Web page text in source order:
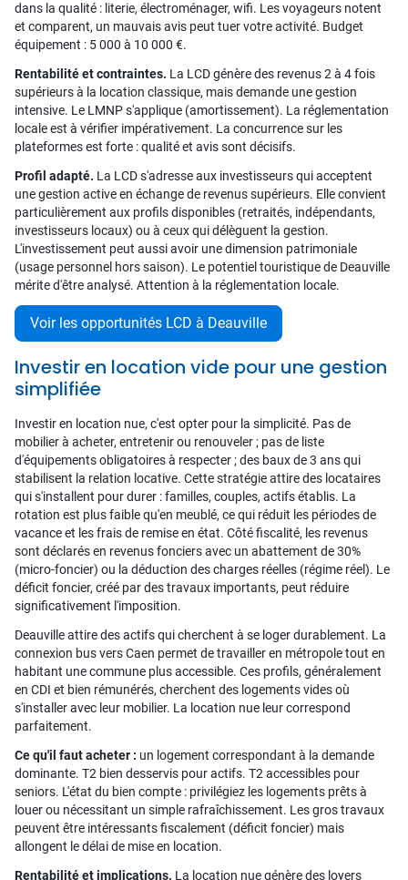
dans la qualité : literie, électroménager, wifi. Les voyageurs notent
et comparent, un mauvais avis peut tuer votre activité. Budget
équipement : 5 000 à 10 000 €.
Rentabilité et contraintes. La LCD génère des revenus 2 à 4 fois
supérieurs à la location classique, mais demande une gestion
intensive. Le LMNP s'applique (amortissement). La réglementation
locale est à vérifier impérativement. La concurrence sur les
plateformes est forte : qualité et avis sont décisifs.
Profil adapté. La LCD s'adresse aux investisseurs qui acceptent
une gestion active en échange de revenus supérieurs. Elle convient
particulièrement aux profils disponibles (retraités, indépendants,
investisseurs locaux) ou à ceux qui délèguent la gestion.
L'investissement peut aussi avoir une dimension patrimoniale
(usage personnel hors saison). Le potentiel touristique de Deauville
mérite d'être analysé. Attention à la réglementation locale.
Voir les opportunités LCD à Deauville
Investir en location vide pour une gestion
simplifiée
Investir en location nue, c'est opter pour la simplicité. Pas de
mobilier à acheter, entretenir ou renouveler ; pas de liste
d'équipements obligatoires à respecter ; des baux de 3 ans qui
stabilisent la relation locative. Cette stratégie attire des locataires
qui s'installent pour durer : familles, couples, actifs établis. La
rotation est plus faible qu'en meublé, ce qui réduit les périodes de
vacance et les frais de remise en état. Côté fiscalité, les revenus
sont déclarés en revenus fonciers avec un abattement de 30%
(micro-foncier) ou la déduction des charges réelles (régime réel). Le
déficit foncier, créé par des travaux importants, peut réduire
significativement l'imposition.
Deauville attire des actifs qui cherchent à se loger durablement. La
connexion bus vers Caen permet de travailler en métropole tout en
habitant une commune plus accessible. Ces profils, généralement
en CDI et bien rémunérés, cherchent des logements vides où
s'installer avec leur mobilier. La location nue leur correspond
parfaitement.
Ce qu'il faut acheter : un logement correspondant à la demande
dominante. T2 bien desservis pour actifs. T2 accessibles pour
seniors. L'état du bien compte : privilégiez les logements prêts à
louer ou nécessitant un simple rafraîchissement. Les gros travaux
peuvent être intéressants fiscalement (déficit foncier) mais
allongent le délai de mise en location.
Rentabilité et implications. La location nue génère des loyers